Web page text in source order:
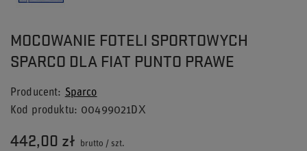
MOCOWANIE FOTELI SPORTOWYCH
SPARCO DLA FIAT PUNTO PRAWE
Producent
Sparco
Kod produktu
00499021DX
442,00 zł brutto / szt.